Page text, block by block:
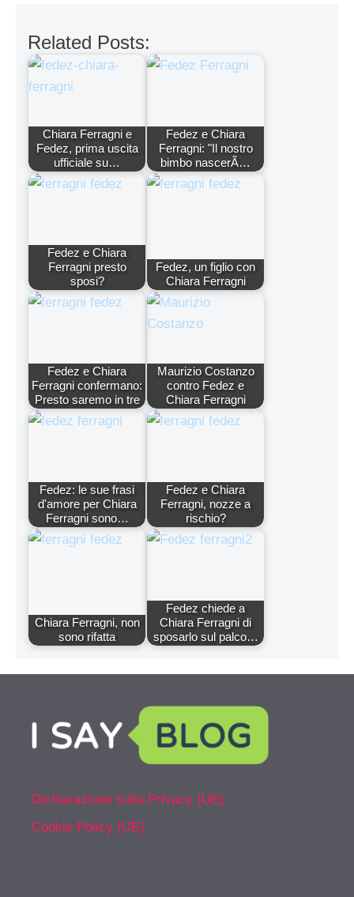
Related Posts:
Chiara Ferragni e
Fedez, prima uscita
ufficiale su…
Fedez e Chiara
Ferragni: "Il nostro
bimbo nascerÃ…
Fedez e Chiara
Ferragni presto
sposi?
Fedez, un figlio con
Chiara Ferragni
Fedez e Chiara
Ferragni confermano:
Presto saremo in tre
Maurizio Costanzo
contro Fedez e
Chiara Ferragni
Fedez: le sue frasi
d'amore per Chiara
Ferragni sono…
Fedez e Chiara
Ferragni, nozze a
rischio?
Chiara Ferragni, non
sono rifatta
Fedez chiede a
Chiara Ferragni di
sposarlo sul palco…
Dichiarazione sulla Privacy (UE)
Cookie Policy (UE)